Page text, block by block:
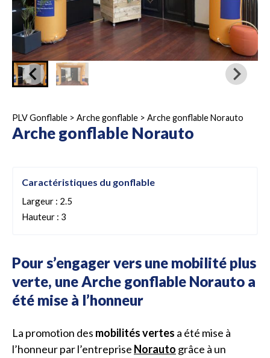
PLV Gonflable > Arche gonflable > Arche gonflable Norauto
Arche gonflable Norauto
Caractéristiques du gonflable
Largeur : 2.5
Hauteur : 3
Pour s’engager vers une mobilité plus
verte, une Arche gonflable Norauto a
été mise à l’honneur
La promotion des mobilités vertes a été mise à
l’honneur par l’entreprise Norauto grâce à un